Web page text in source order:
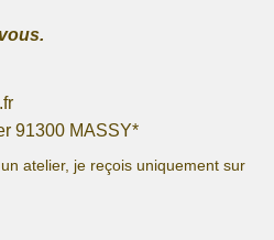
91300 MASSY*
atelier, je reçois uniquement sur